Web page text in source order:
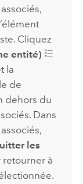
Cliquez
entité)
la
de
dehors du
Dans
les
retourner à